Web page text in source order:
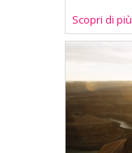
Scopri di più